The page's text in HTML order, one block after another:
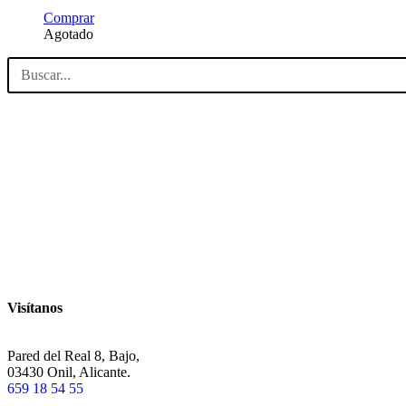
Comprar
Agotado
Visítanos
Pared del Real 8, Bajo,
03430 Onil, Alicante.
659 18 54 55